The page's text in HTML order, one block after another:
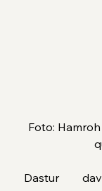
Foto:
Dastur